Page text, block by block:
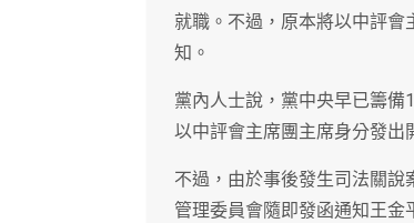
就職。不過，原本將以中評
知。
黨內人士說，黨中央早已籌備
以中評會主席團主席身分發出
不過，由於事後發生司法關
管理委員會隨即發函通知王金